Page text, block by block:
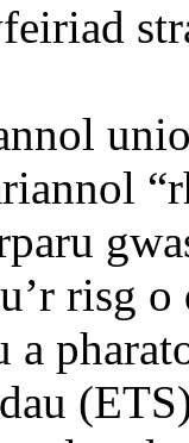
risg
a